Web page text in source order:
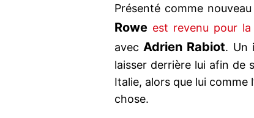
Présenté comme
Rowe est revenu pour
avecAdrien Rabiot. Un
laisser derrière lui afin de
Italie, alors que lui comme
chose.